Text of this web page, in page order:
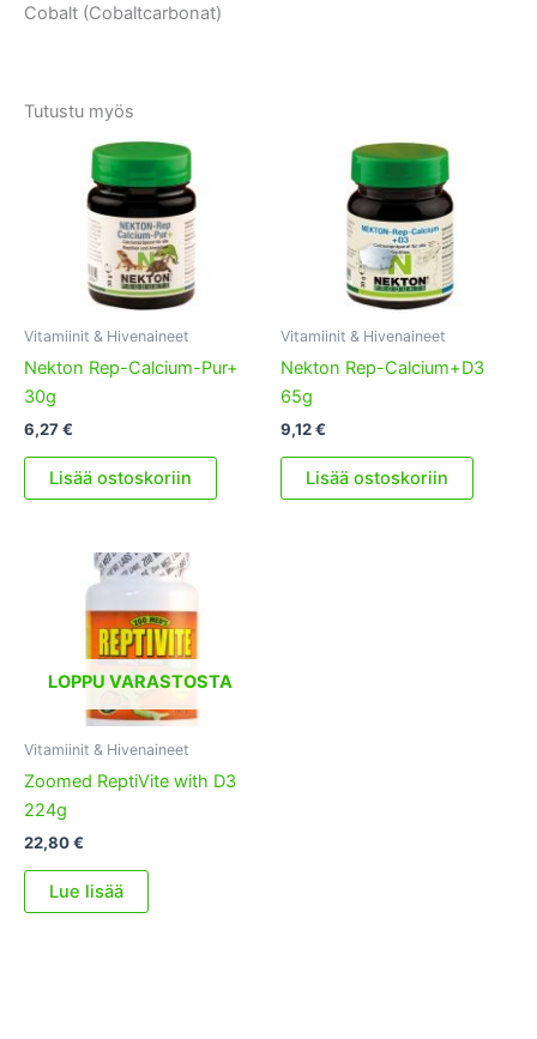
Cobalt (Cobaltcarbonat)
Tutustu myös
Vitamiinit & Hivenaineet
Nekton Rep-Calcium-Pur+
30g
6,27€
Lisää ostoskoriin
Vitamiinit & Hivenaineet
Nekton Rep-Calcium+D3
65g
9,12€
Lisää ostoskoriin
LOPPU VARASTOSTA
Vitamiinit & Hivenaineet
Zoomed ReptiVite with D3
224g
22,80€
Lue lisää